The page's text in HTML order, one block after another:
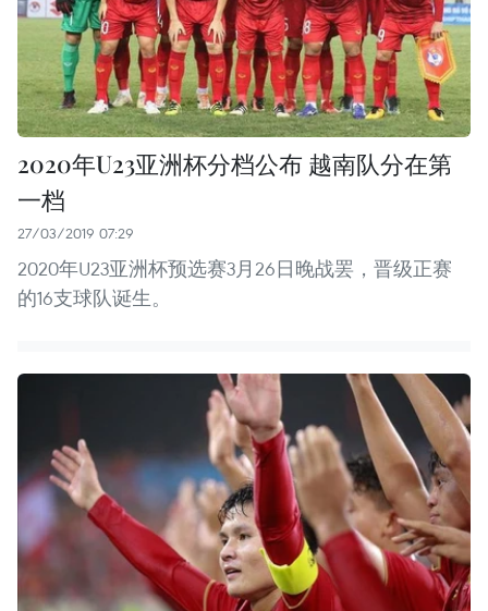
2020年U23亚洲杯分档公布 越南队分在第
一档
27/03/2019 07:29
2020年U23亚洲杯预选赛3月26日晚战罢，晋级正赛
的16支球队诞生。